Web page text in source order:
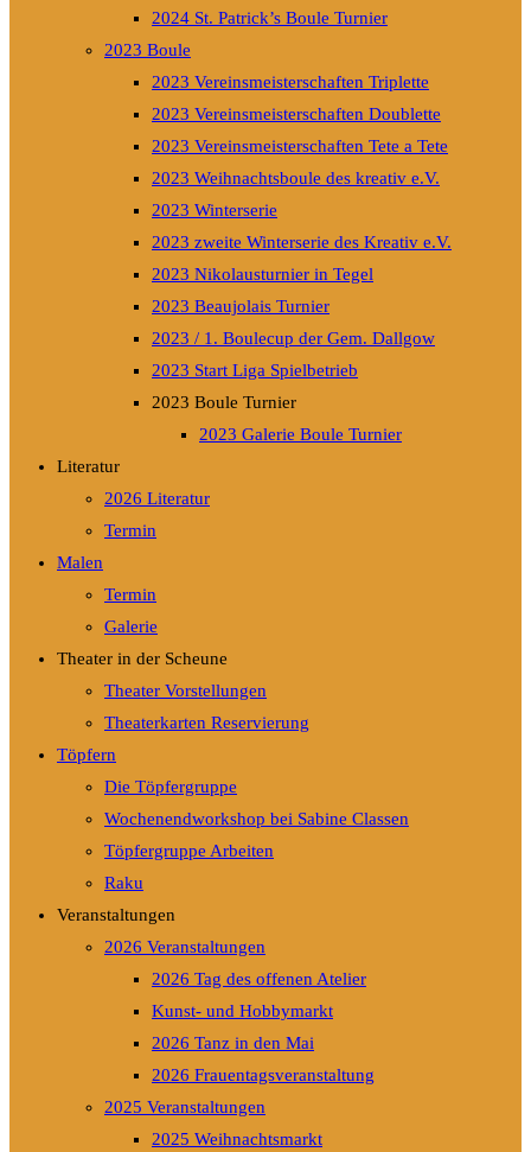
2024 St. Patrick’s Boule Turnier
2023 Boule
2023 Vereinsmeisterschaften Triplette
2023 Vereinsmeisterschaften Doublette
2023 Vereinsmeisterschaften Tete a Tete
2023 Weihnachtsboule des kreativ e.V.
2023 Winterserie
2023 zweite Winterserie des Kreativ e.V.
2023 Nikolausturnier in Tegel
2023 Beaujolais Turnier
2023 / 1. Boulecup der Gem. Dallgow
2023 Start Liga Spielbetrieb
2023 Boule Turnier
2023 Galerie Boule Turnier
Literatur
2026 Literatur
Termin
Malen
Termin
Galerie
Theater in der Scheune
Theater Vorstellungen
Theaterkarten Reservierung
Töpfern
Die Töpfergruppe
Wochenendworkshop bei Sabine Classen
Töpfergruppe Arbeiten
Raku
Veranstaltungen
2026 Veranstaltungen
2026 Tag des offenen Atelier
Kunst- und Hobbymarkt
2026 Tanz in den Mai
2026 Frauentagsveranstaltung
2025 Veranstaltungen
2025 Weihnachtsmarkt